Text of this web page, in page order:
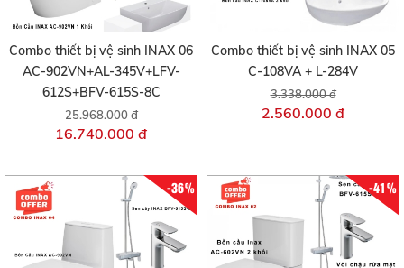
Combo thiết bị vệ sinh INAX 06
AC-902VN+AL-345V+LFV-
612S+BFV-615S-8C
25.968.000 đ
16.740.000 đ
Combo thiết bị vệ sinh INAX 05
C-108VA + L-284V
3.338.000 đ
2.560.000 đ
-36% -41%